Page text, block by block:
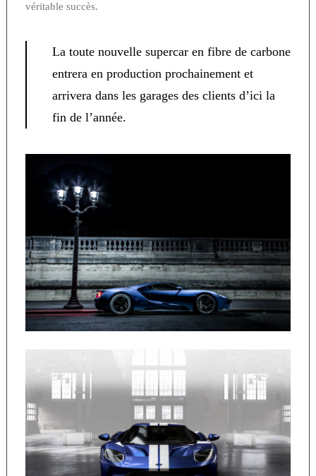
véritable succès.
La toute nouvelle supercar en fibre de carbone
entrera en production prochainement et
arrivera dans les garages des clients d’ici la
fin de l’année.